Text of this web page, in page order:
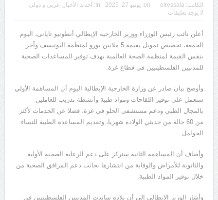
الكاتب: elressala
on: يونيو 27, 2025 In: أحدث الأخبار
عربي و دولي
لا يوجد تعليقات
أعلن نائب رئيس الوزراء ووزير الخارجية الإيطالي أنطونيو تايانى، اليوم
الجمعة، تخصيص تمويل بقيمة 5 ملايين يورو لمنظمة اليونيسف وآخر
بنفس القيمة لمنظمة الصحة العالمية بهدف توفير المساعدات الصحية
للمدنيين الفلسطينيين في قطاع غزة.
وأوضح بيان صادر عن وزارة الخارجية الإيطالية اليوم أن المساهمة الأولي
ستعمل على توفير اللقاحات ومواد طبية وأنشطة تدريب للعاملين
بالمجال الطبي ودعم مستشفى الحلو في غزة، فضلا عن الخدمات لأكثر
من 60 حالة من حديثي الولادة شهريا، وتقديم المساعدة الطبية للنساء
الحوامل.
وأضاف أن المساهمة الثانية ستركز على دعم الرعاية الصحية الأولية
والثانوية للأمراض والوقاية من انتشارها بجانب دعم المرافق الصحية من
خلال توفير المواد الطبية.
وأشار الوزير الإيطالي إلى أن بلاده ساندت المدنيين الفلسطينيين في